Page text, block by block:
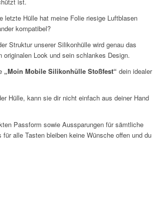
letzte Hülle hat meine Folie riesige Luftblasen
kompatibel?
Struktur unserer Silikonhülle wird genau das
originalen Look und sein schlankes Design.
„Moin Mobile Silikonhülle Stoßfest“dein idealer
Hülle, kann sie dir nicht einfach aus deiner Hand
Passform sowie Aussparungen für sämtliche
alle Tasten bleiben keine Wünsche offen und du